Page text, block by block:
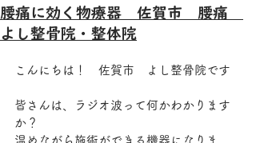
腰痛に効く物療器 佐賀市 腰痛
よし整骨院・整体院
こんにちは！　佐賀市　よし整骨院です
皆さんは、ラジオ波って何かわかります
か？
温めながら施術ができる機器になりま